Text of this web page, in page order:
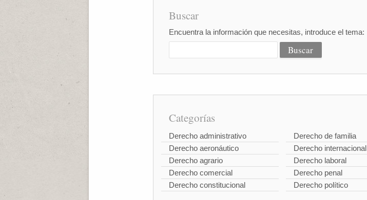
Buscar
Encuentra la información que necesitas, introduce el tema:
Categorías
Derecho administrativo
Derecho aeronáutico
Derecho agrario
Derecho comercial
Derecho constitucional
Derecho de familia
Derecho internacional
Derecho laboral
Derecho penal
Derecho político